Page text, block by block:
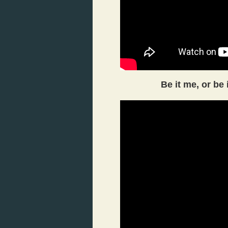
Be it me, or be